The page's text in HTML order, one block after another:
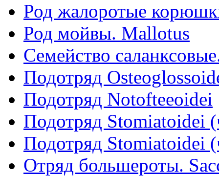
Род жалоротые
Род мойвы. Mallotus
Семейство
Подотряд
Подотряд Notofteeoidei
Подотряд Stomiatoidei
Подотряд Stomiatoidei
Отряд большероты.